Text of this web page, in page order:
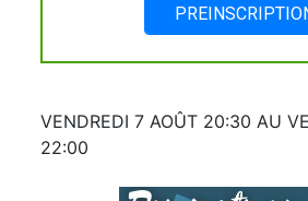
DATES
VENDREDI 7 AOÛT 20:30 AU
22:00